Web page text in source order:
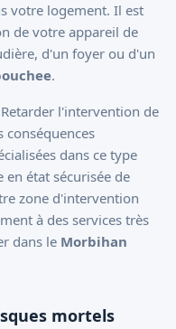
votre logement. Il est
de votre appareil de
d'un foyer ou d'un
.
l'intervention de
conséquences
dans ce type
état sécurisée de
zone d'intervention
à des services très
dans le Morbihan
mortels